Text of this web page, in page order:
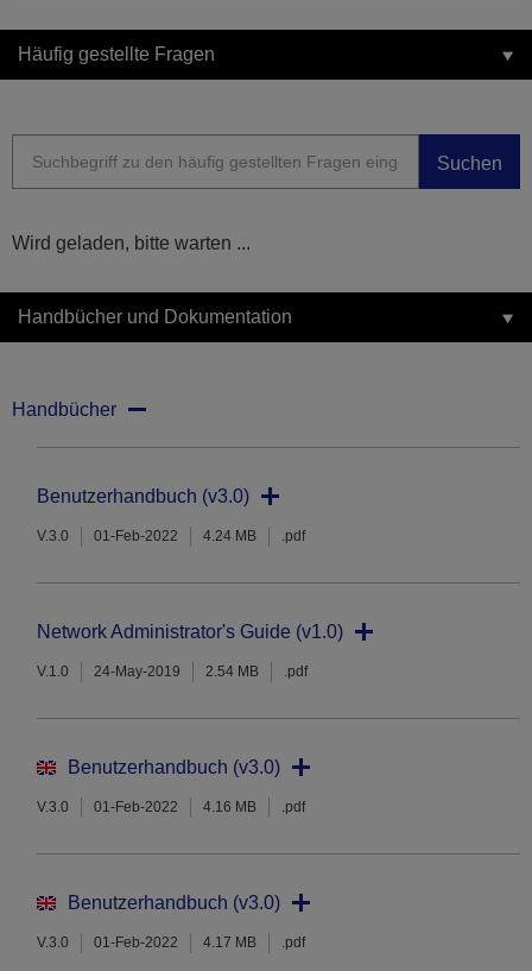
Häufig gestellte Fragen
Suchen
Wird geladen, bitte warten ...
Handbücher und Dokumentation
Handbücher
Benutzerhandbuch (v3.0)
V.3.0 01-Feb-2022 4.24 MB .pdf
Network Administrator's Guide (v1.0)
V.1.0 24-May-2019 2.54 MB .pdf
Benutzerhandbuch (v3.0)
V.3.0 01-Feb-2022 4.16 MB .pdf
Benutzerhandbuch (v3.0)
V.3.0 01-Feb-2022 4.17 MB .pdf